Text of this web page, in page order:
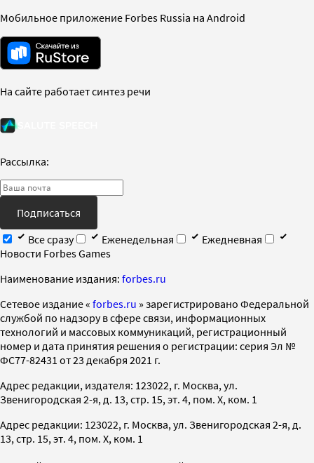
Мобильное приложение Forbes Russia на Android
На сайте работает синтез речи
Рассылка:
Подписаться
Все сразу
Еженедельная
Ежедневная
Новости Forbes Games
Наименование издания: forbes.ru
Cетевое издание « forbes.ru » зарегистрировано Федеральной
службой по надзору в сфере связи, информационных
технологий и массовых коммуникаций, регистрационный
номер и дата принятия решения о регистрации: серия Эл №
ФС77-82431 от 23 декабря 2021 г.
Адрес редакции, издателя: 123022, г. Москва, ул.
Звенигородская 2-я, д. 13, стр. 15, эт. 4, пом. X, ком. 1
Адрес редакции: 123022, г. Москва, ул. Звенигородская 2-я, д.
13, стр. 15, эт. 4, пом. X, ком. 1